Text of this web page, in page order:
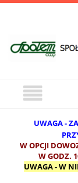
UWAGA -
W OPCJI
W GODZ.
UWAGA - W